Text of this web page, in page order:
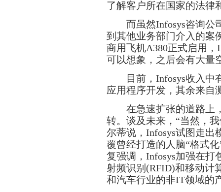
了解客户所在国家的法律
而虽然Infosys咨询公
到其他业务部门介入的案
商用飞机A380正式启用
可以想象，之后会有大量
目前，Infosys收入中有
应用程序开发，其余来自
在急速扩张的道路上，
转。谈及未来，“当然，
尔蒂说，Infosys试图走出
覆曾经打造的人脑“格式
复强调，Infosys加强在打
射频识别(RFID)和移动计
和汽车行业的非IT领域的